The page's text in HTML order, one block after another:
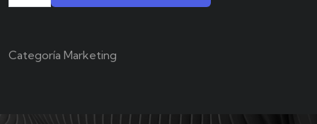
customer
Categoría Marketing